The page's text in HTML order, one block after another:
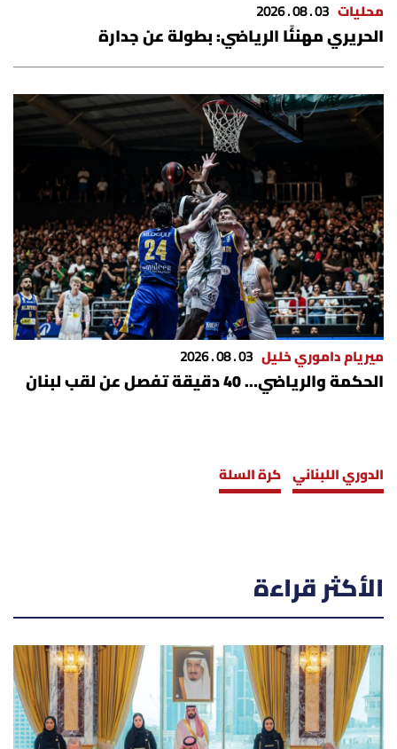
محليات 03 . 08 . 2026
الحريري مهنئًا الرياضي: بطولة عن جدارة
ميريام داموري خليل 03 . 08 . 2026
الحكمة والرياضي… 40 دقيقة تفصل عن لقب لبنان
الدوري اللبناني كرة السلة
الأكثر قراءة